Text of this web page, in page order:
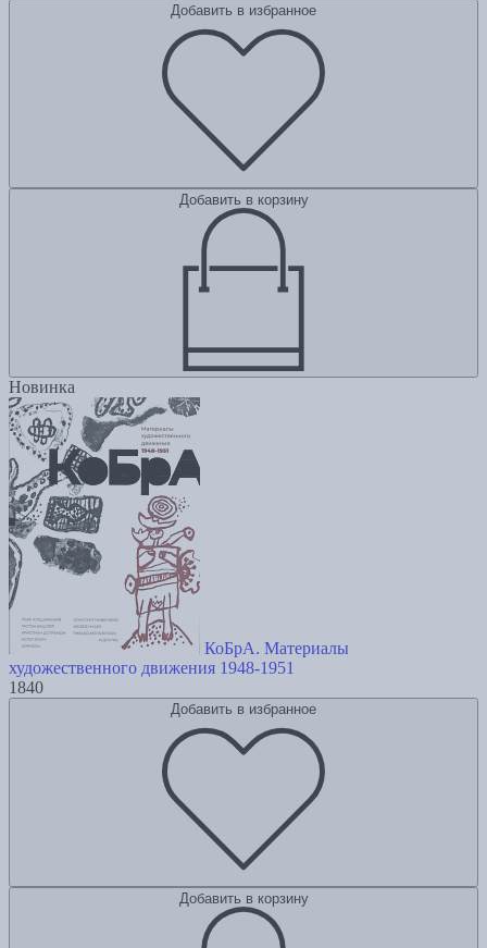
Добавить в избранное
Добавить в корзину
Новинка
КоБрА. Материалы
художественного движения 1948-1951
1840
Добавить в избранное
Добавить в корзину